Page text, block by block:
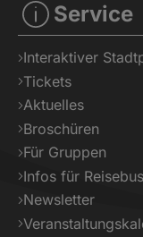
Service
Interaktiver
Tickets
Aktuelles
Broschüren
Für Gruppen
Infos für
Newsletter